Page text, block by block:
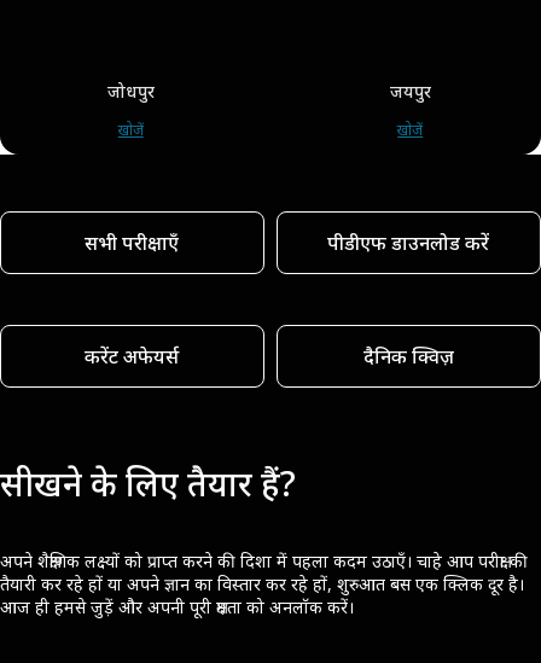
जोधपुर
खोजें
जयपुर
खोजें
सभी परीक्षाएँ पीडीएफ डाउनलोड करें
करेंट अफेयर्स दैनिक क्विज़
सीखने के लिए तैयार हैं?
अपने शैक्षणिक लक्ष्यों को प्राप्त करने की दिशा में पहला कदम उठाएँ। चाहे आप परीक्षा की
तैयारी कर रहे हों या अपने ज्ञान का विस्तार कर रहे हों, शुरुआत बस एक क्लिक दूर है।
आज ही हमसे जुड़ें और अपनी पूरी क्षमता को अनलॉक करें।